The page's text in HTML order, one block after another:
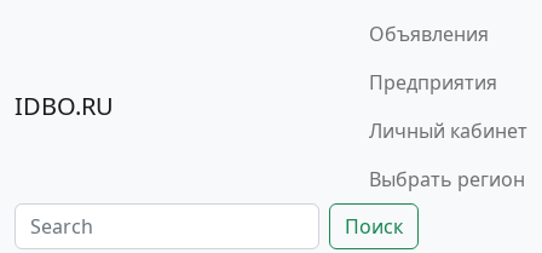
IDBO.RU
Объявления
Предприятия
Личный кабинет
Выбрать регион
Поиск